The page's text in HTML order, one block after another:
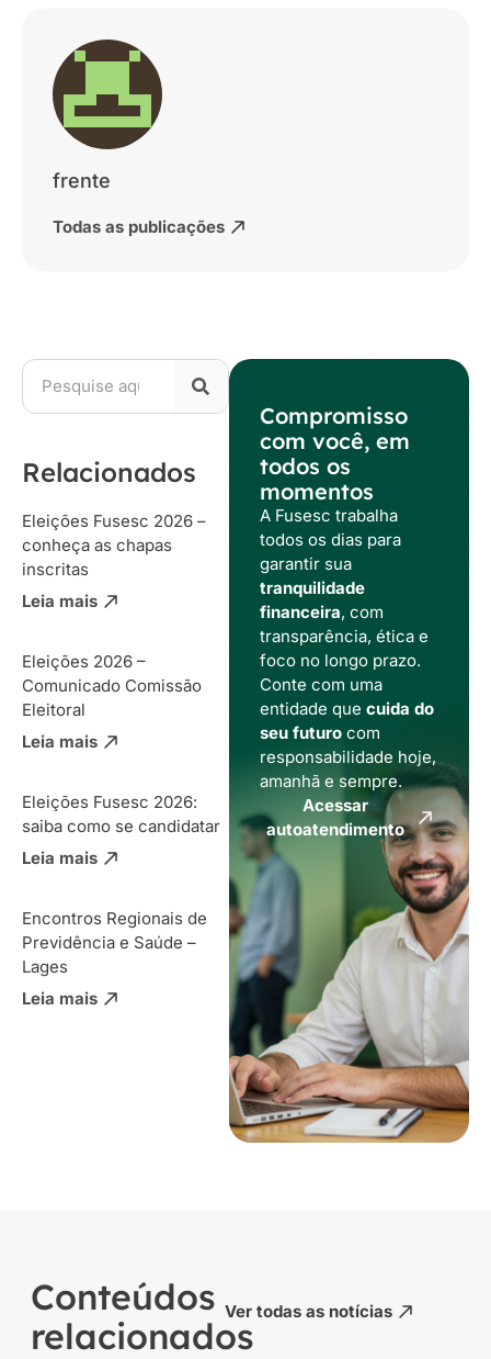
frente
Todas as publicações
Relacionados
Eleições Fusesc 2026 –
conheça as chapas
inscritas
Leia mais
Eleições 2026 –
Comunicado Comissão
Eleitoral
Leia mais
Eleições Fusesc 2026:
saiba como se candidatar
Leia mais
Encontros Regionais de
Previdência e Saúde –
Lages
Leia mais
Compromisso
com você, em
todos os
momentos
A Fusesc trabalha
todos os dias para
garantir sua
tranquilidade
financeira, com
transparência, ética e
foco no longo prazo.
Conte com uma
entidade que cuida do
seu futurocom
responsabilidade hoje,
amanhã e sempre.
Acessar
autoatendimento
Conteúdos
relacionados
Ver todas as notícias